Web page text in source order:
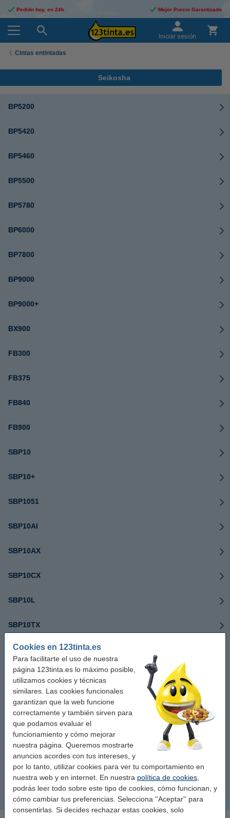
Cookies en 123tinta.es
Para facilitarte el uso de nuestra
página 123tinta.es lo máximo posible,
utilizamos cookies y técnicas
similares. Las cookies funcionales
garantizan que la web funcione
correctamente y también sirven para
que podamos evaluar el
funcionamiento y cómo mejorar
nuestra página. Queremos mostrarte
anuncios acordes con tus intereses, y
por lo tanto, utilizar cookies para ver tu comportamiento en
nuestra web y en internet. En nuestra política de cookies
podrás leer todo sobre este tipo de cookies, cómo funcionan, y
cómo cambiar tus preferencias. Selecciona ''Aceptar'' para
consentirlas. Si decides rechazar estas cookies, solo
Pedido hoy, en 24h Mejor Precio Garantizado
Iniciar sesión
Cintas entintadas
Seikosha
BP5200
BP5420
BP5460
BP5500
BP5780
BP6000
BP7800
BP9000
BP9000+
BX900
FB300
FB375
FB840
FB900
SBP10
SBP10+
SBP1051
SBP10AI
SBP10AX
SBP10CX
SBP10L
SBP10TX
SP800
SP1000
SP1200
SP1600
SP1900
SP2000
SP2400